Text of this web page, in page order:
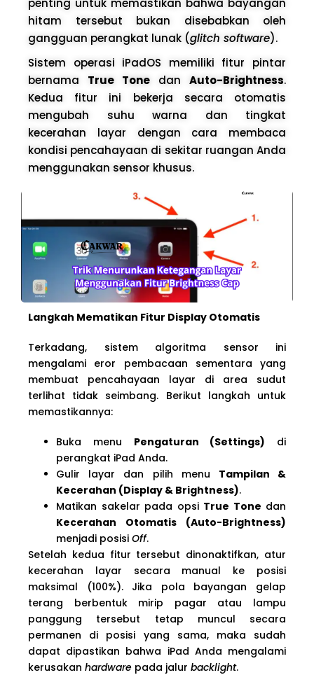
penting untuk memastikan bahwa bayangan
hitam tersebut bukan disebabkan oleh
gangguan perangkat lunak (glitch software).
Sistem operasi iPadOS memiliki fitur pintar
bernama True Tone dan Auto-Brightness.
Kedua fitur ini bekerja secara otomatis
mengubah suhu warna dan tingkat
kecerahan layar dengan cara membaca
kondisi pencahayaan di sekitar ruangan Anda
menggunakan sensor khusus.
Langkah Mematikan Fitur Display Otomatis
Terkadang, sistem algoritma sensor ini
mengalami eror pembacaan sementara yang
membuat pencahayaan layar di area sudut
terlihat tidak seimbang. Berikut langkah untuk
memastikannya:
Buka menu Pengaturan (Settings) di
perangkat iPad Anda.
Gulir layar dan pilih menu Tampilan &
Kecerahan (Display & Brightness).
Matikan sakelar pada opsi True Tone dan
Kecerahan Otomatis (Auto-Brightness)
menjadi posisi Off.
Setelah kedua fitur tersebut dinonaktifkan, atur
kecerahan layar secara manual ke posisi
maksimal (100%). Jika pola bayangan gelap
terang berbentuk mirip pagar atau lampu
panggung tersebut tetap muncul secara
permanen di posisi yang sama, maka sudah
dapat dipastikan bahwa iPad Anda mengalami
kerusakan hardware pada jalur backlight.